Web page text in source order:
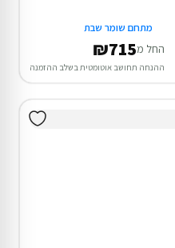
מתחם שומר שבת
החל מ₪715
ההנחה תחושב אוטומטית בשלב ההזמנה